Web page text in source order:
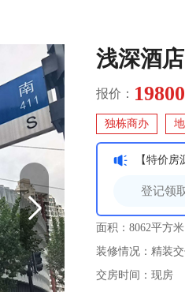
浅深酒
报价： 19800
独栋商办
【特价房
面积：8062平方米
装修情况：精装
交房时间：现房